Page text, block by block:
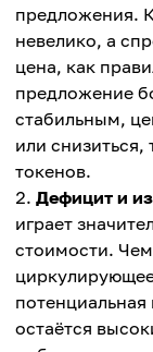
предложения.
невелико, а
цена, как
предложение
стабильным,
или
токенов.
Дефицит и
играет
стоимости.
остаётся